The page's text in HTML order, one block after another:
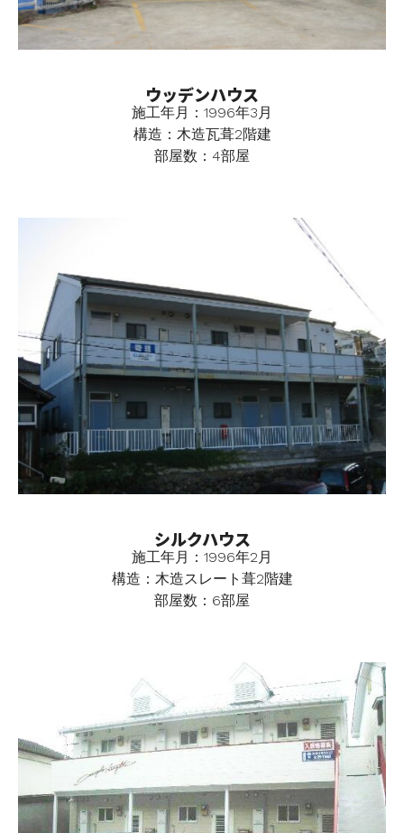
ウッデンハウス
施工年月：1996年3月
構造：木造瓦葺2階建
部屋数：4部屋
シルクハウス
施工年月：1996年2月
構造：木造スレート葺2階建
部屋数：6部屋